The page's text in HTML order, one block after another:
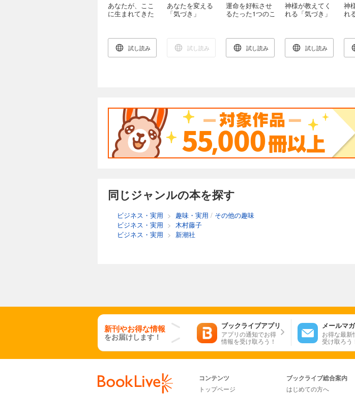
あなたが、ここ
に生まれてきた
試し読み
あなたを変える
「気づき」
試し読み
運命を好転させ
るたった1つのこ
試し読み
神様が教えてく
れる「気づき」
試し読み
神
れ
同じジャンルの本を探す
ビジネス・実用 > 趣味・実用 / その他の趣味
ビジネス・実用 > 木村藤子
ビジネス・実用 > 新潮社
新刊やお得な情報
をお届けします！
ブックライブアプリ
アプリの通知でお得
情報を受け取ろう！
メールマ
お得な最新
受け取ろう
コンテンツ
トップページ
ブックライブ総合案内
はじめての方へ